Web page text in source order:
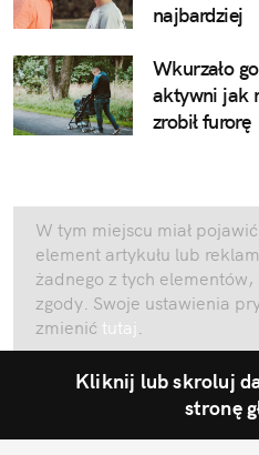
najbardziej
Wkurzało
aktywni jak
zrobił furorę
W tym miejscu miał
element artykułu lub
żadnego z tych elementów,
zgody. Swoje ustawienia
zmienić tutaj .
Kliknij lub skroluj
stronę